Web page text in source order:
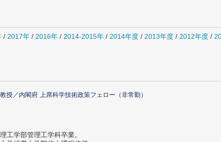
/ 2017年 / 2016年 / 2014-2015年 / 2014年度 / 2013年度 / 2012年度 /
授／内閣府 上席科学技術政策フェロー（非常勤）
工学部管理工学科卒業。